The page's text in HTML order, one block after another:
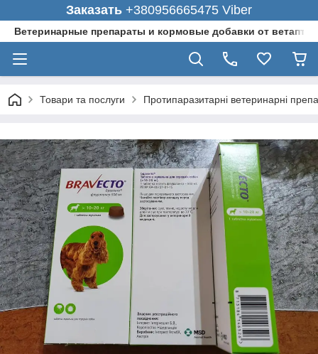
Заказать +380956665475 Viber
Ветеринарные препараты и кормовые добавки от
Товари та послуги Протипаразитарні ветеринарні